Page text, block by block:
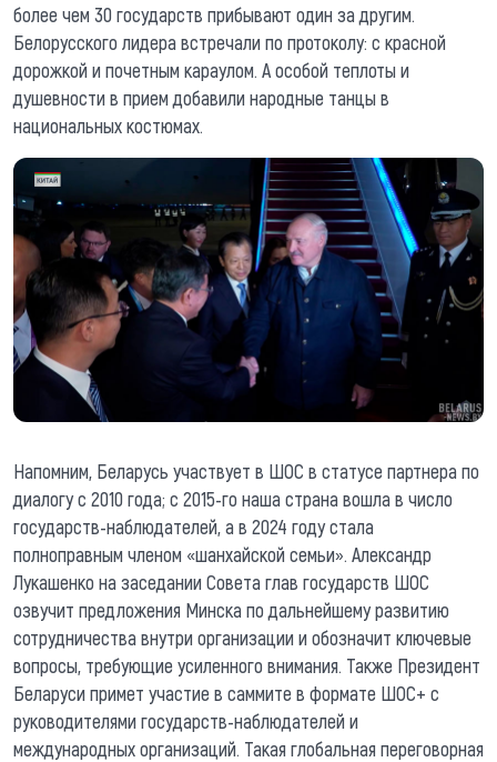
более чем 30 государств прибывают один за другим.
Белорусского лидера встречали по протоколу: с красной
дорожкой и почетным караулом. А особой теплоты и
душевности в прием добавили народные танцы в
национальных костюмах.
Напомним, Беларусь участвует в ШОС в статусе партнера по
диалогу с 2010 года; с 2015-го наша страна вошла в число
государств-наблюдателей, а в 2024 году стала
полноправным членом «шанхайской семьи». Александр
Лукашенко на заседании Совета глав государств ШОС
озвучит предложения Минска по дальнейшему развитию
сотрудничества внутри организации и обозначит ключевые
вопросы, требующие усиленного внимания. Также Президент
Беларуси примет участие в саммите в формате ШОС+ с
руководителями государств-наблюдателей и
международных организаций. Такая глобальная переговорная